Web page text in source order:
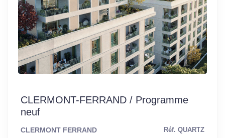
CLERMONT-FERRAND / Programme
neuf
CLERMONT FERRAND Réf. QUARTZ